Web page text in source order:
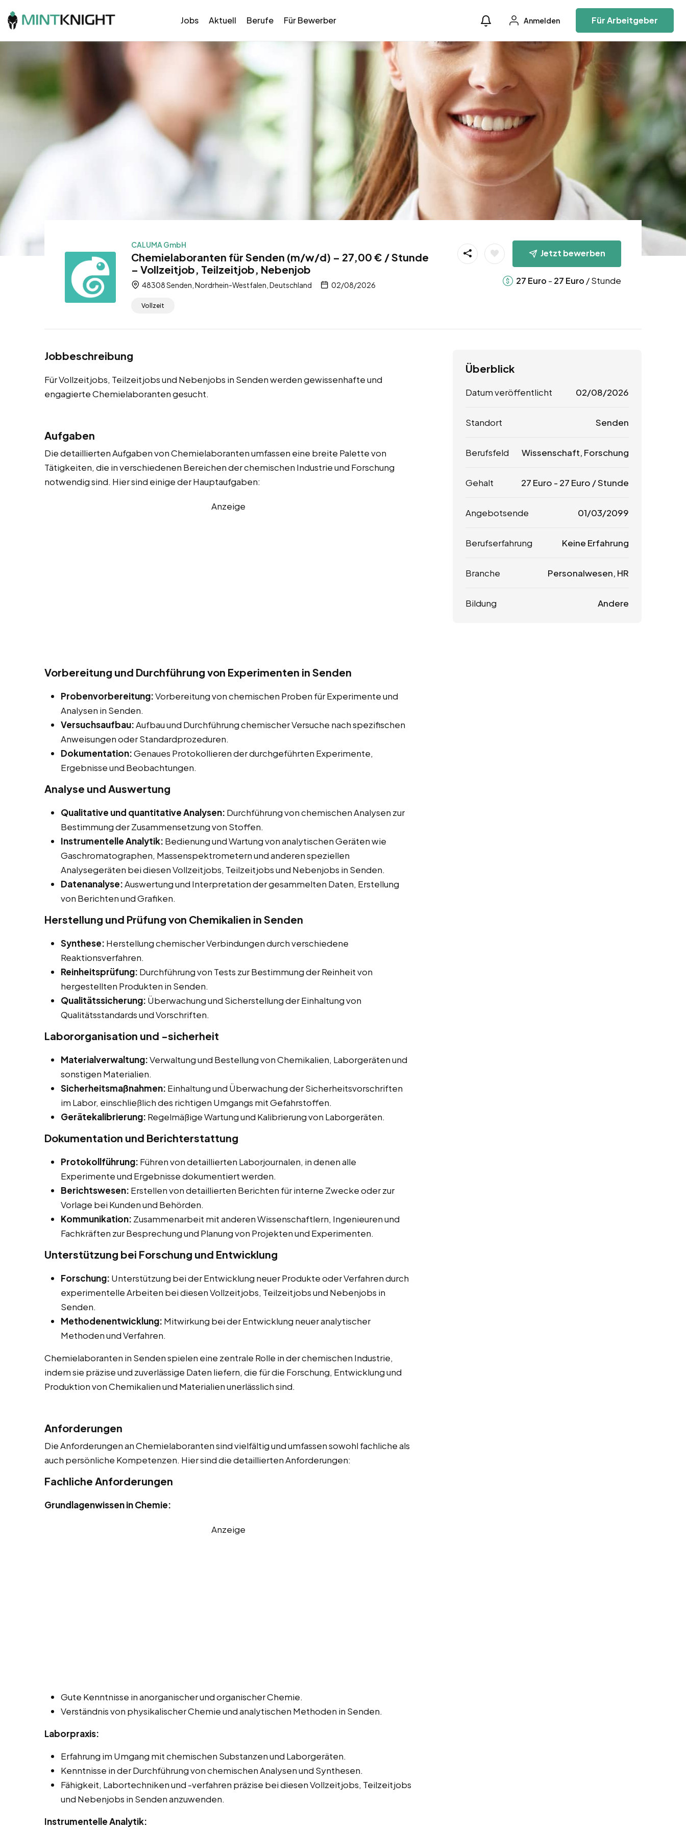
Jobs Aktuell Berufe Für Bewerber Anmelden Für Arbeitgeber
CALUMA GmbH
Chemielaboranten für Senden (m/w/d) – 27,00 € / Stunde
– Vollzeitjob, Teilzeitjob, Nebenjob
48308 Senden, Nordrhein-Westfalen, Deutschland 02/08/2026
Vollzeit
Jetzt bewerben
27 Euro - 27 Euro / Stunde
Jobbeschreibung
Für Vollzeitjobs, Teilzeitjobs und Nebenjobs in Senden werden gewissenhafte und
engagierte Chemielaboranten gesucht.
Aufgaben
Die detaillierten Aufgaben von Chemielaboranten umfassen eine breite Palette von
Tätigkeiten, die in verschiedenen Bereichen der chemischen Industrie und Forschung
notwendig sind. Hier sind einige der Hauptaufgaben:
Anzeige
Vorbereitung und Durchführung von Experimenten in Senden
Probenvorbereitung:Vorbereitung von chemischen Proben für Experimente und
Analysen in Senden.
Versuchsaufbau:Aufbau und Durchführung chemischer Versuche nach spezifischen
Anweisungen oder Standardprozeduren.
Dokumentation:Genaues Protokollieren der durchgeführten Experimente,
Ergebnisse und Beobachtungen.
Analyse und Auswertung
Qualitative und quantitative Analysen: Durchführung von chemischen Analysen zur
Bestimmung der Zusammensetzung von Stoffen.
Instrumentelle Analytik: Bedienung und Wartung von analytischen Geräten wie
Gaschromatographen, Massenspektrometern und anderen speziellen
Analysegeräten bei diesen Vollzeitjobs, Teilzeitjobs und Nebenjobs in Senden.
Datenanalyse:Auswertung und Interpretation der gesammelten Daten, Erstellung
von Berichten und Grafiken.
Herstellung und Prüfung von Chemikalien in Senden
Synthese: Herstellung chemischer Verbindungen durch verschiedene
Reaktionsverfahren.
Reinheitsprüfung: Durchführung von Tests zur Bestimmung der Reinheit von
hergestellten Produkten in Senden.
Qualitätssicherung: Überwachung und Sicherstellung der Einhaltung von
Qualitätsstandards und Vorschriften.
Labororganisation und -sicherheit
Materialverwaltung:Verwaltung und Bestellung von Chemikalien, Laborgeräten und
sonstigen Materialien.
Sicherheitsmaßnahmen: Einhaltung und Überwachung der Sicherheitsvorschriften
im Labor, einschließlich des richtigen Umgangs mit Gefahrstoffen.
Gerätekalibrierung: Regelmäßige Wartung und Kalibrierung von Laborgeräten.
Dokumentation und Berichterstattung
Protokollführung: Führen von detaillierten Laborjournalen, in denen alle
Experimente und Ergebnisse dokumentiert werden.
Berichtswesen: Erstellen von detaillierten Berichten für interne Zwecke oder zur
Vorlage bei Kunden und Behörden.
Kommunikation: Zusammenarbeit mit anderen Wissenschaftlern, Ingenieuren und
Fachkräften zur Besprechung und Planung von Projekten und Experimenten.
Unterstützung bei Forschung und Entwicklung
Forschung: Unterstützung bei der Entwicklung neuer Produkte oder Verfahren durch
experimentelle Arbeiten bei diesen Vollzeitjobs, Teilzeitjobs und Nebenjobs in
Senden.
Methodenentwicklung: Mitwirkung bei der Entwicklung neuer analytischer
Methoden und Verfahren.
Chemielaboranten in Senden spielen eine zentrale Rolle in der chemischen Industrie,
indem sie präzise und zuverlässige Daten liefern, die für die Forschung, Entwicklung und
Produktion von Chemikalien und Materialien unerlässlich sind.
Anforderungen
Die Anforderungen an Chemielaboranten sind vielfältig und umfassen sowohl fachliche als
auch persönliche Kompetenzen. Hier sind die detaillierten Anforderungen:
Fachliche Anforderungen
Grundlagenwissen in Chemie:
Anzeige
Gute Kenntnisse in anorganischer und organischer Chemie.
Verständnis von physikalischer Chemie und analytischen Methoden in Senden.
Laborpraxis:
Erfahrung im Umgang mit chemischen Substanzen und Laborgeräten.
Kenntnisse in der Durchführung von chemischen Analysen und Synthesen.
Fähigkeit, Labortechniken und -verfahren präzise bei diesen Vollzeitjobs, Teilzeitjobs
und Nebenjobs in Senden anzuwenden.
Instrumentelle Analytik:
Überblick
Datum veröffentlicht 02/08/2026
Standort Senden
Berufsfeld Wissenschaft, Forschung
Gehalt 27 Euro - 27 Euro / Stunde
Angebotsende 01/03/2099
Berufserfahrung Keine Erfahrung
Branche Personalwesen, HR
Bildung Andere